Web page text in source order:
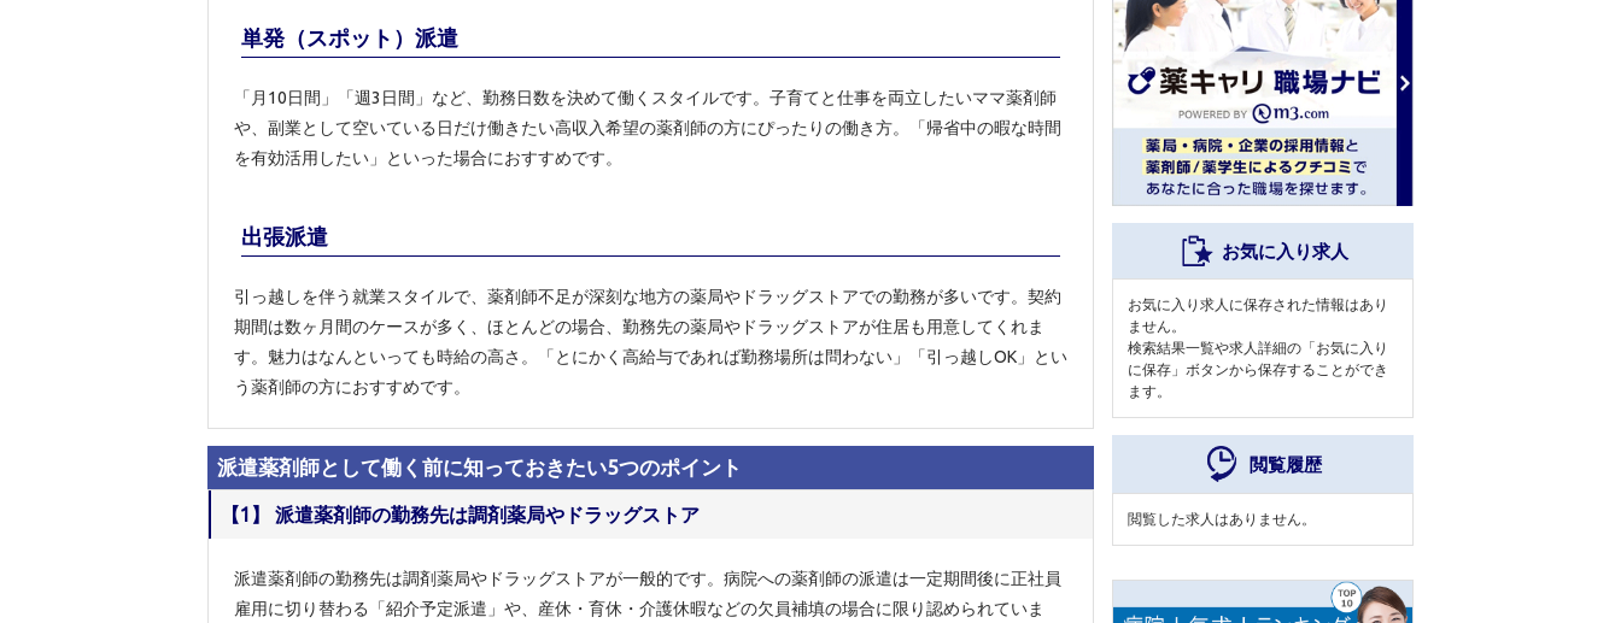
単発（スポット）派遣
「月10日間」「週3日間」など、勤務日数を決めて働くスタイルです。子育てと仕事を両立したいママ薬剤師
や、副業として空いている日だけ働きたい高収入希望の薬剤師の方にぴったりの働き方。「帰省中の暇な時間
を有効活用したい」といった場合におすすめです。
出張派遣
引っ越しを伴う就業スタイルで、薬剤師不足が深刻な地方の薬局やドラッグストアでの勤務が多いです。契約
期間は数ヶ月間のケースが多く、ほとんどの場合、勤務先の薬局やドラッグストアが住居も用意してくれま
す。魅力はなんといっても時給の高さ。「とにかく高給与であれば勤務場所は問わない」「引っ越しOK」とい
う薬剤師の方におすすめです。
派遣薬剤師として働く前に知っておきたい5つのポイント
【1】 派遣薬剤師の勤務先は調剤薬局やドラッグストア
派遣薬剤師の勤務先は調剤薬局やドラッグストアが一般的です。病院への薬剤師の派遣は一定期間後に正社員
雇用に切り替わる「紹介予定派遣」や、産休・育休・介護休暇などの欠員補填の場合に限り認められていま
お気に入り求人
お気に入り求人に保存された情報はあり
ません。
検索結果一覧や求人詳細の「お気に入り
に保存」ボタンから保存することができ
ます。
閲覧履歴
閲覧した求人はありません。